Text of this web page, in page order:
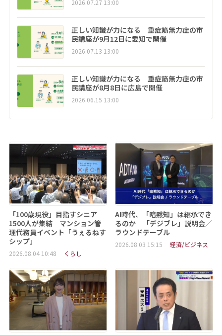
2026.07.27 13:00
正しい知識が力になる 重症筋無力症の市
民講座が9月12日に愛知で開催
2026.07.13 13:00
正しい知識が力になる 重症筋無力症の市
民講座が8月8日に広島で開催
2026.06.15 13:00
「100歳現役」目指すシニア
1500人が集結 マンション管
理代務員イベント「うぇるねす
シップ」
2026.08.04 10:48 くらし
AI時代、「暗黙知」は継承でき
るのか 「デジブレ」説明会／
ラウンドテーブル
2026.08.03 15:15 経済/ビジネス